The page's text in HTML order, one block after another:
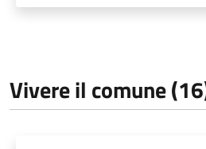
Vivere il comune